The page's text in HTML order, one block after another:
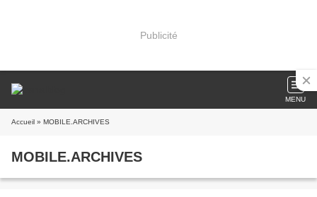
Publicité
MENU
Accueil » MOBILE.ARCHIVES
MOBILE.ARCHIVES